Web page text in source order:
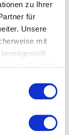
zu Ihrer
für
Unsere
mit
viel